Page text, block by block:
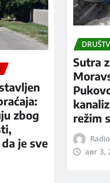
zbog
je sve
Sutra
režim
авг 3,